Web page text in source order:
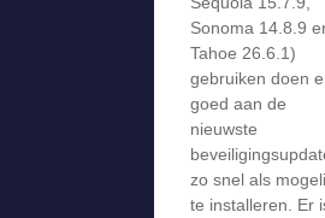
Sonoma 14.8.9
Tahoe 26.6.1)
gebruiken doen
goed aan de
nieuwste
zo snel als
te installeren. Er